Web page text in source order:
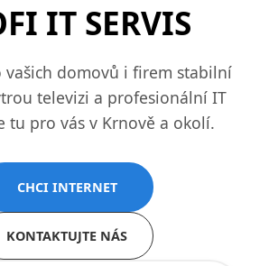
IT SERVIS
vašich domovů i firem stabilní
televizi a profesionální IT
tu pro vás v Krnově a okolí.
CHCI INTERNET
KONTAKTUJTE NÁS